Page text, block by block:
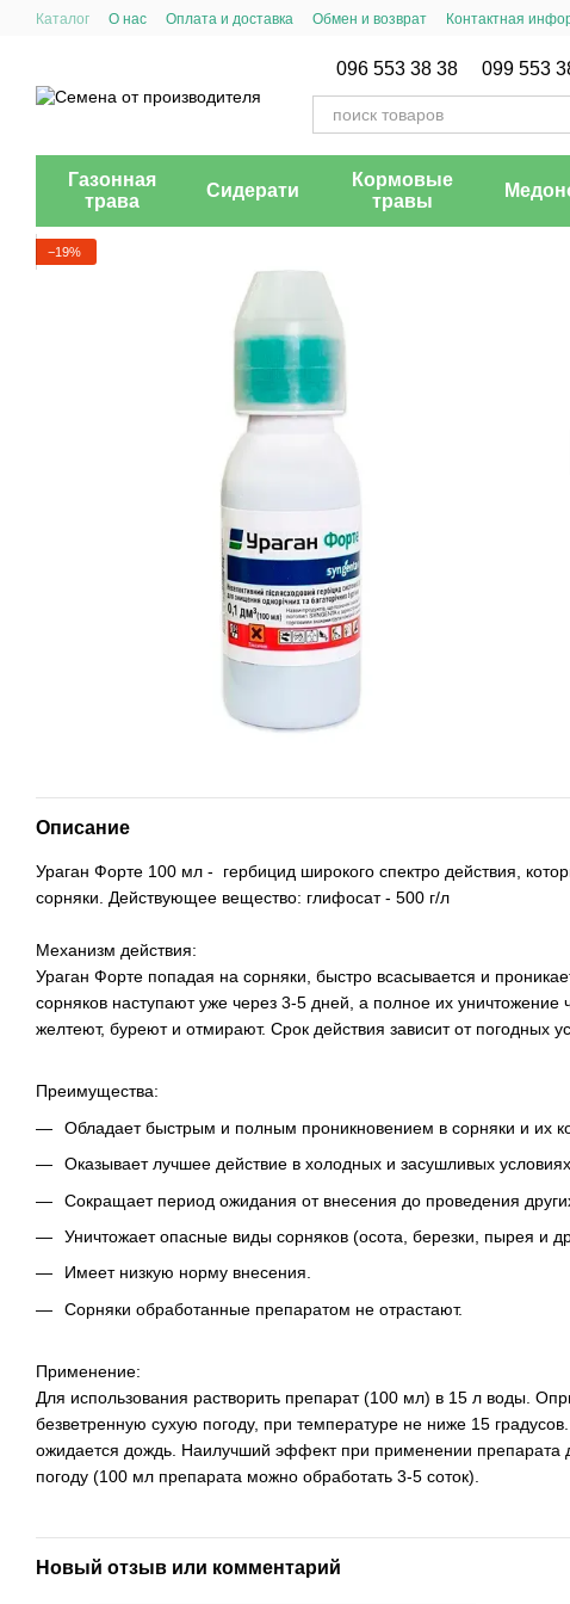
Перейти к основному контенту
Каталог О нас Оплата и доставка Обмен и возврат Контактная
096 553 38 38 099 553
Газонная
трава
Сидерати
Кормовые
травы
−19%
Описание
Ураган Форте 100 мл - гербицид широкого спектро действия,
сорняки. Действующее вещество: глифосат - 500 г/л
Механизм действия:
Ураган Форте попадая на сорняки, быстро всасывается и
сорняков наступают уже через 3-5 дней, а полное их
желтеют, буреют и отмирают. Срок действия зависит от погодных
Преимущества:
Обладает быстрым и полным проникновением в сорняки и их
Оказывает лучшее действие в холодных и засушливых условиях.
Сокращает период ожидания от внесения до проведения
Уничтожает опасные виды сорняков (осота, березки, пырея и
Имеет низкую норму внесения.
Сорняки обработанные препаратом не отрастают.
Применение:
Для использования растворить препарат (100 мл) в 15 л воды.
безветренную сухую погоду, при температуре не ниже 15
ожидается дождь. Наилучший эффект при применении препарата
погоду (100 мл препарата можно обработать 3-5 соток).
Новый отзыв или комментарий